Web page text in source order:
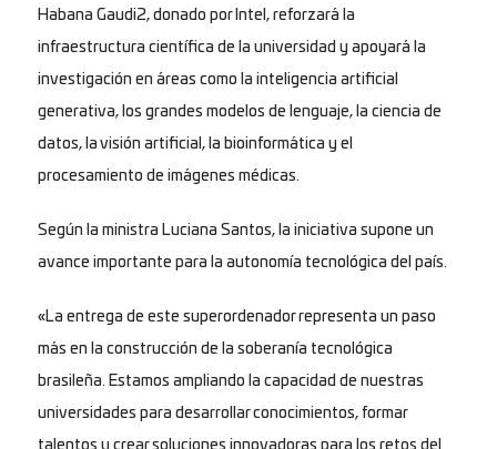
Habana Gaudi2, donado por Intel, reforzará la
infraestructura científica de la universidad y apoyará la
investigación en áreas como la inteligencia artificial
generativa, los grandes modelos de lenguaje, la ciencia de
datos, la visión artificial, la bioinformática y el
procesamiento de imágenes médicas.
Según la ministra Luciana Santos, la iniciativa supone un
avance importante para la autonomía tecnológica del país.
«La entrega de este superordenador representa un paso
más en la construcción de la soberanía tecnológica
brasileña. Estamos ampliando la capacidad de nuestras
universidades para desarrollar conocimientos, formar
talentos y crear soluciones innovadoras para los retos del